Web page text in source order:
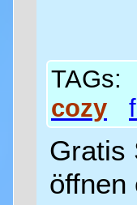
TAGs:
cozy
Gratis
öffnen